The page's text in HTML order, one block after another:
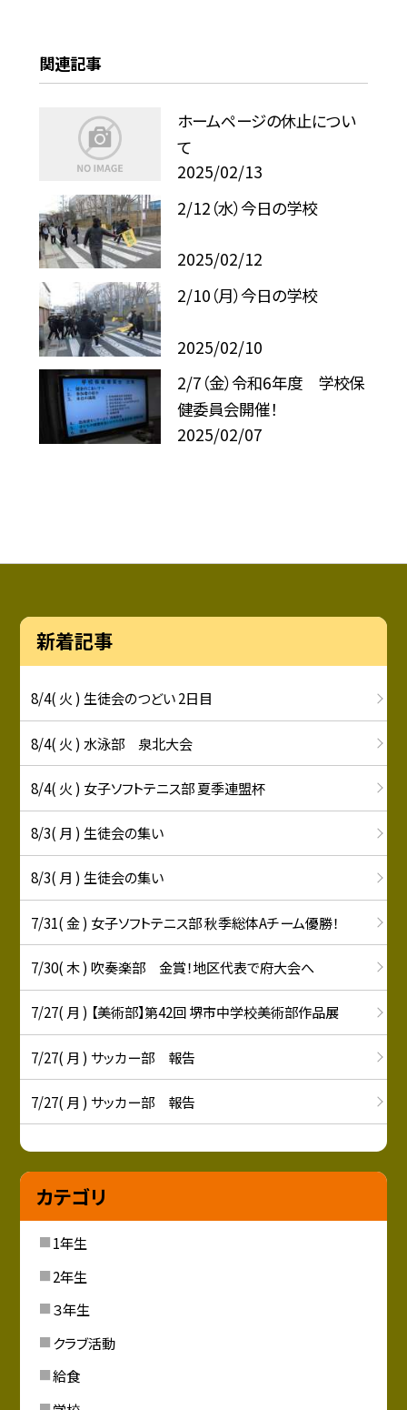
関連記事
ホームページの休止につい
て
2025/02/13
2/12（水）今日の学校
2025/02/12
2/10（月）今日の学校
2025/02/10
2/7（金）令和6年度 学校保
健委員会開催！
2025/02/07
新着記事
8/4( 火 ) 生徒会のつどい 2日目
8/4( 火 ) 水泳部 泉北大会
8/4( 火 ) 女子ソフトテニス部 夏季連盟杯
8/3( 月 ) 生徒会の集い
8/3( 月 ) 生徒会の集い
7/31( 金 ) 女子ソフトテニス部 秋季総体Aチーム優勝！
7/30( 木 ) 吹奏楽部 金賞！地区代表で府大会へ
7/27( 月 ) 【美術部】第42回 堺市中学校美術部作品展
7/27( 月 ) サッカー部 報告
7/27( 月 ) サッカー部 報告
カテゴリ
1年生
2年生
３年生
クラブ活動
給食